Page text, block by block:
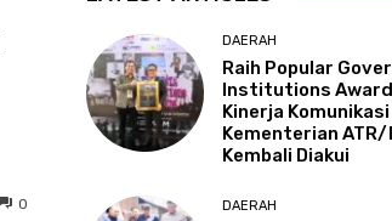
0
DAERAH
Raih Popular
Institutions
Kinerja
Kementerian ATR/
Kembali Diakui
DAERAH